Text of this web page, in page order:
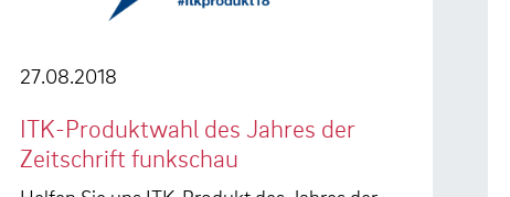
27.08.2018
ITK-Produktwahl des Jahres der
Zeitschrift funkschau